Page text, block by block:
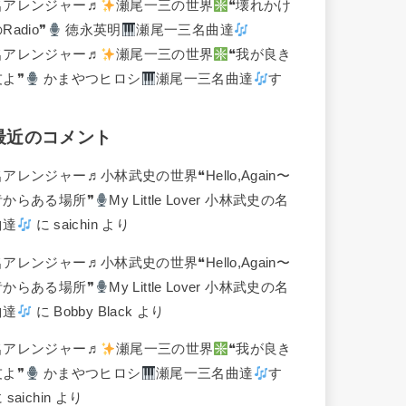
アレンジャー♬ 瀬尾一三の世界
❝壊れかけ
Radio❞
徳永英明
瀬尾一三名曲達
アレンジャー♬
瀬尾一三の世界
❝我が良き
よ❞
かまやつヒロシ 瀬尾一三名曲達 す
近のコメント
アレンジャー♬ 小林武史の世界❝Hello,Again〜
からある場所❞
My Little Lover 小林武史の名
にsaichinより
アレンジャー♬ 小林武史の世界❝Hello,Again〜
からある場所❞
My Little Lover 小林武史の名
に Bobby Black より
アレンジャー♬ 瀬尾一三の世界
❝我が良き
よ❞
かまやつヒロシ 瀬尾一三名曲達
す
saichin より